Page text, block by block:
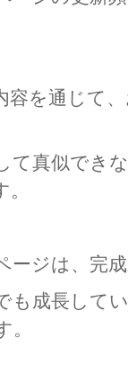
容を通じて
て真似でき
ージは、完
も成長して